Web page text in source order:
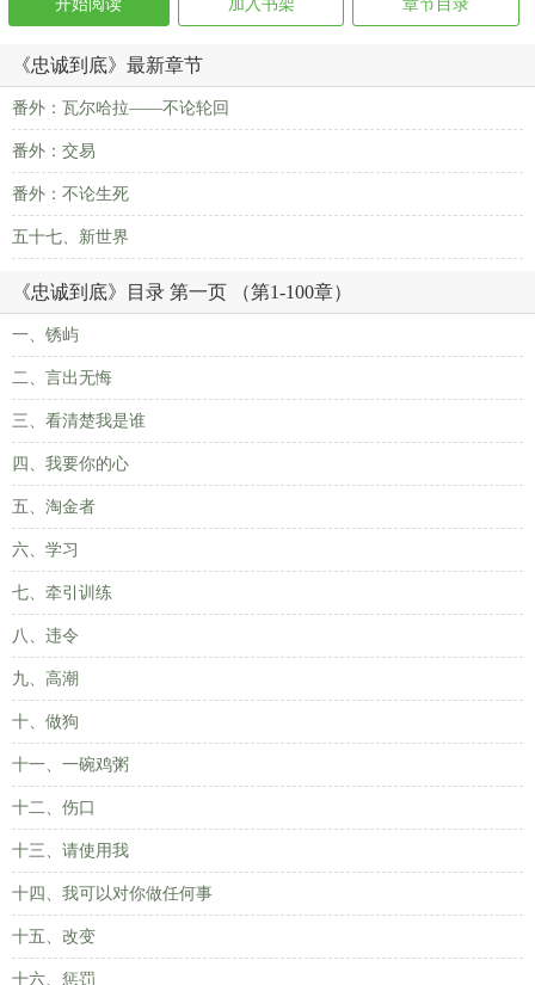
开始阅读 加入书架 章节目录
《忠诚到底》最新章节
番外：瓦尔哈拉——不论轮回
番外：交易
番外：不论生死
五十七、新世界
《忠诚到底》目录 第一页 （第1-100章）
一、锈屿
二、言出无悔
三、看清楚我是谁
四、我要你的心
五、淘金者
六、学习
七、牵引训练
八、违令
九、高潮
十、做狗
十一、一碗鸡粥
十二、伤口
十三、请使用我
十四、我可以对你做任何事
十五、改变
十六、惩罚